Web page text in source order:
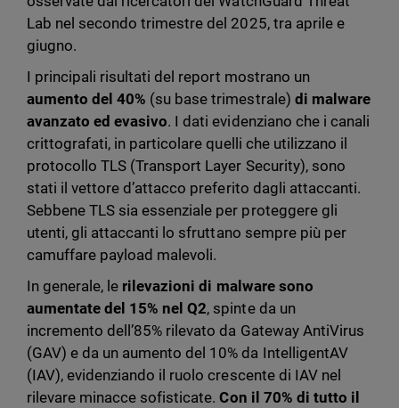
Lab nel secondo trimestre del 2025, tra aprile e
giugno.
I principali risultati del report mostrano un
aumento del 40% (su base trimestrale) di malware
avanzato ed evasivo. I dati evidenziano che i canali
crittografati, in particolare quelli che utilizzano il
protocollo TLS (Transport Layer Security), sono
stati il vettore d’attacco preferito dagli attaccanti.
Sebbene TLS sia essenziale per proteggere gli
utenti, gli attaccanti lo sfruttano sempre più per
camuffare payload malevoli.
In generale, le rilevazioni di malware sono
aumentate del 15% nel Q2, spinte da un
incremento dell’85% rilevato da Gateway AntiVirus
(GAV) e da un aumento del 10% da IntelligentAV
(IAV), evidenziando il ruolo crescente di IAV nel
rilevare minacce sofisticate.Con il 70% di tutto il